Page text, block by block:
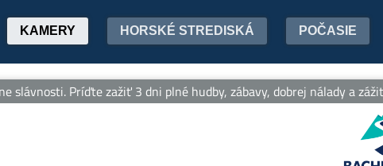
KAMERY HORSKÉ STREDISKÁ POČASIE
Príďte zažiť 3 dni plné hudby, zábavy, dobrej nálady a